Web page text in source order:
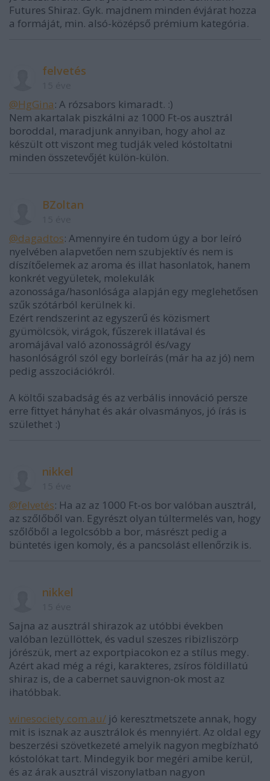
Futures Shiraz. Gyk. majdnem minden évjárat hozza
a formáját, min. alsó-középső prémium kategória.
felvetés
@HgGina: A rózsabors kimaradt. :)
Nem akartalak piszkálni az 1000 Ft-os ausztrál
boroddal, maradjunk annyiban, hogy ahol az
készült ott viszont meg tudják veled kóstoltatni
minden összetevőjét külön-külön.
BZoltan
@dagadtos: Amennyire én tudom úgy a bor leíró
nyelvében alapvetően nem szubjektív és nem is
díszítőelemek az aroma és illat hasonlatok, hanem
konkrét vegyületek, molekulák
azonossága/hasonlósága alapján egy meglehetősen
szűk szótárból kerülnek ki.
Ezért rendszerint az egyszerű és közismert
gyümölcsök, virágok, fűszerek illatával és
aromájával való azonosságról és/vagy
hasonlóságról szól egy borleírás (már ha az jó) nem
pedig asszociációkról.
A költői szabadság és az verbális innováció persze
erre fittyet hányhat és akár olvasmányos, jó írás is
születhet :)
nikkel
@felvetés: Ha az az 1000 Ft-os bor valóban ausztrál,
az szőlőből van. Egyrészt olyan túltermelés van, hogy
szőlőből a legolcsóbb a bor, másrészt pedig a
büntetés igen komoly, és a pancsolást ellenőrzik is.
nikkel
Sajna az ausztrál shirazok az utóbbi években
valóban lezüllöttek, és vadul szeszes ribizliszörp
jórészük, mert az exportpiacokon ez a stílus megy.
Azért akad még a régi, karakteres, zsíros földillatú
shiraz is, de a cabernet sauvignon-ok most az
ihatóbbak.
winesociety.com.au/ jó keresztmetszete annak, hogy
mit is isznak az ausztrálok és mennyiért. Az oldal egy
beszerzési szövetkezeté amelyik nagyon megbízható
kóstolókat tart. Mindegyik bor megéri amibe kerül,
és az árak ausztrál viszonylatban nagyon